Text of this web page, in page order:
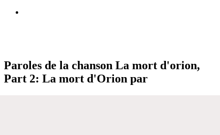
Paroles de la chanson La mort d'orion,
Part 2: La mort d'Orion par